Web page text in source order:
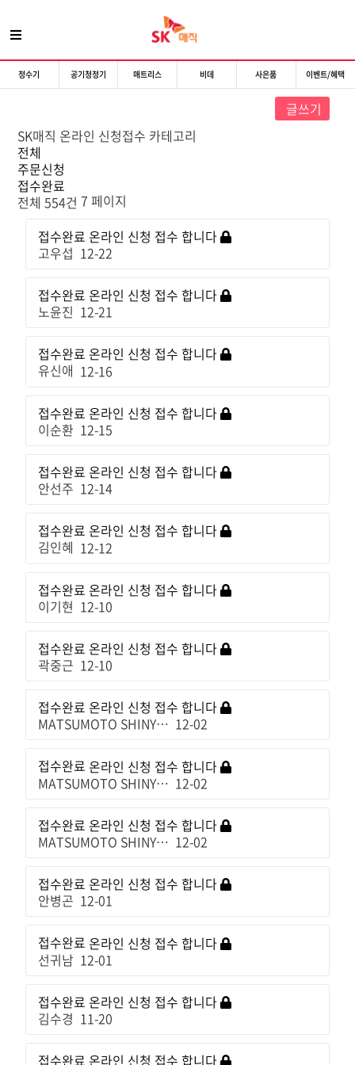
정수기 공기청정기 매트리스 비데 사은품 이벤트/혜택
글쓰기
SK매직 온라인 신청접수 카테고리
전체
주문신청
접수완료
전체 554건 7 페이지
접수완료 온라인 신청 접수 합니다
고우섭 12-22
접수완료 온라인 신청 접수 합니다
노윤진 12-21
접수완료 온라인 신청 접수 합니다
유신애 12-16
접수완료 온라인 신청 접수 합니다
이순환 12-15
접수완료 온라인 신청 접수 합니다
안선주 12-14
접수완료 온라인 신청 접수 합니다
김인혜 12-12
접수완료 온라인 신청 접수 합니다
이기현 12-10
접수완료 온라인 신청 접수 합니다
곽중근 12-10
접수완료 온라인 신청 접수 합니다
MATSUMOTO SHINY… 12-02
접수완료 온라인 신청 접수 합니다
MATSUMOTO SHINY… 12-02
접수완료 온라인 신청 접수 합니다
MATSUMOTO SHINY… 12-02
접수완료 온라인 신청 접수 합니다
안병곤 12-01
접수완료 온라인 신청 접수 합니다
선귀남 12-01
접수완료 온라인 신청 접수 합니다
김수경 11-20
접수완료 온라인 신청 접수 합니다